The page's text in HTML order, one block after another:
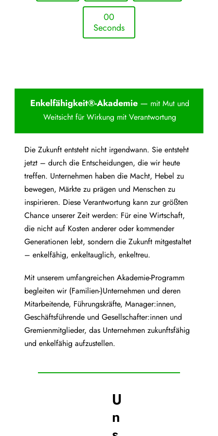
00
Seconds
Enkelfähigkeit®-Akademie— mit Mut und
Weitsicht für Wirkung mit Verantwortung
Die Zukunft entsteht nicht irgendwann. Sie entsteht
jetzt – durch die Entscheidungen, die wir heute
treffen. Unternehmen haben die Macht, Hebel zu
bewegen, Märkte zu prägen und Menschen zu
inspirieren. Diese Verantwortung kann zur größten
Chance unserer Zeit werden: Für eine Wirtschaft,
die nicht auf Kosten anderer oder kommender
Generationen lebt, sondern die Zukunft mitgestaltet
– enkelfähig, enkeltauglich, enkeltreu.
Mit unserem umfangreichen Akademie-Programm
begleiten wir (Familien-)Unternehmen und deren
Mitarbeitende, Führungskräfte, Manager:innen,
Geschäftsführende und Gesellschafter:innen und
Gremienmitglieder, das Unternehmen zukunftsfähig
und enkelfähig aufzustellen.
U
n